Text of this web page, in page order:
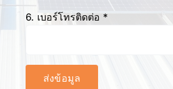
6. เบอร์โทรติดต่อ *